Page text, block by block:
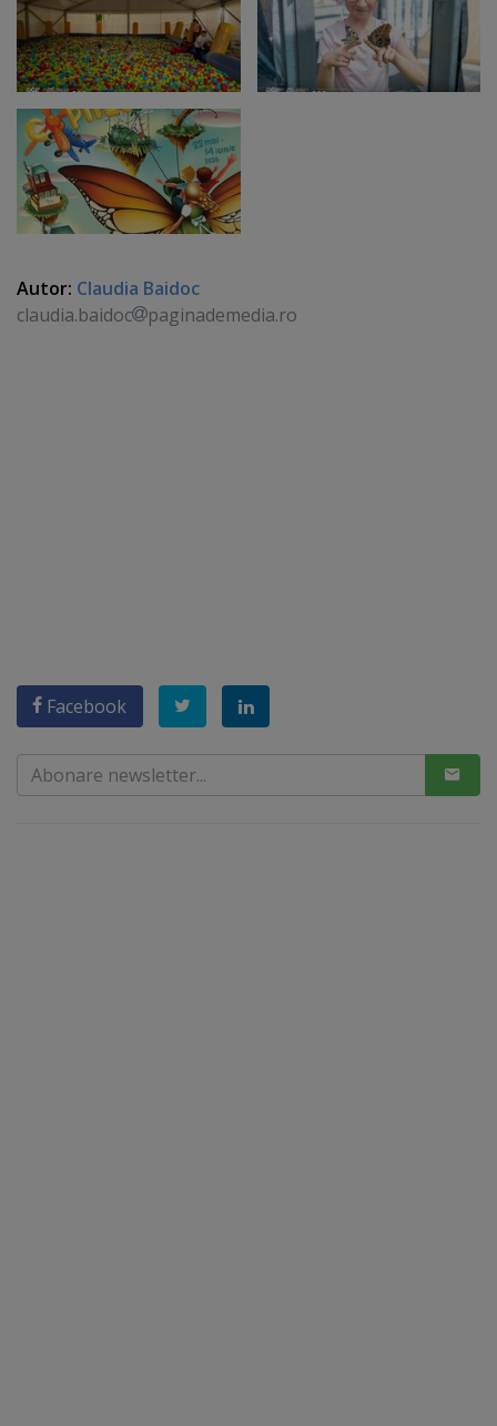
Autor: Claudia Baidoc
claudia.baidoc
paginademedia.ro
Facebook